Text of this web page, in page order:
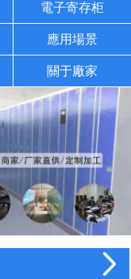
電子寄存柜
應用場景
關于廠家